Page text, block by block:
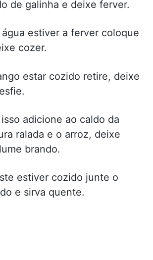
de galinha e deixe ferver.
água estiver a ferver coloque
cozer.
estar cozido retire, deixe
adicione ao caldo da
ralada e o arroz, deixe
brando.
estiver cozido junte o
e sirva quente.